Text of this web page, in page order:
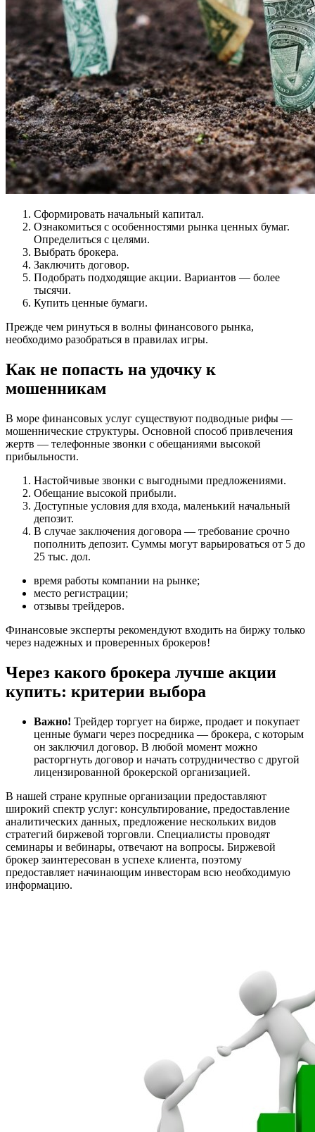
Сформировать начальный капитал.
Ознакомиться с особенностями рынка ценных бумаг.
Определиться с целями.
Выбрать брокера.
Заключить договор.
Подобрать подходящие акции. Вариантов — более
тысячи.
Купить ценные бумаги.
Прежде чем ринуться в волны финансового рынка,
необходимо разобраться в правилах игры.
Как не попасть на удочку к
мошенникам
В море финансовых услуг существуют подводные рифы —
мошеннические структуры. Основной способ привлечения
жертв — телефонные звонки с обещаниями высокой
прибыльности.
Настойчивые звонки с выгодными предложениями.
Обещание высокой прибыли.
Доступные условия для входа, маленький начальный
депозит.
В случае заключения договора — требование срочно
пополнить депозит. Суммы могут варьироваться от 5 до
25 тыс. дол.
время работы компании на рынке;
место регистрации;
отзывы трейдеров.
Финансовые эксперты рекомендуют входить на биржу только
через надежных и проверенных брокеров!
Через какого брокера лучше акции
купить: критерии выбора
Важно! Трейдер торгует на бирже, продает и покупает
ценные бумаги через посредника — брокера, с которым
он заключил договор. В любой момент можно
расторгнуть договор и начать сотрудничество с другой
лицензированной брокерской организацией.
В нашей стране крупные организации предоставляют
широкий спектр услуг: консультирование, предоставление
аналитических данных, предложение нескольких видов
стратегий биржевой торговли. Специалисты проводят
семинары и вебинары, отвечают на вопросы. Биржевой
брокер заинтересован в успехе клиента, поэтому
предоставляет начинающим инвесторам всю необходимую
информацию.